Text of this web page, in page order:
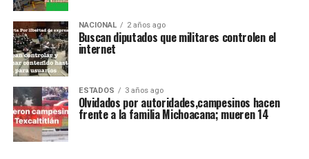
NACIONAL 2 años ago
Buscan diputados que militares controlen el
internet
ESTADOS 3 años ago
Olvidados por autoridades,campesinos hacen
frente a la familia Michoacana; mueren 14